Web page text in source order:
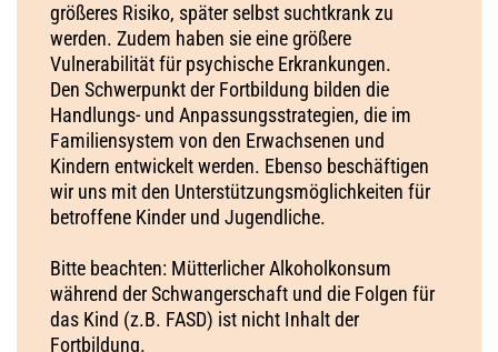
größeres Risiko, später selbst suchtkrank zu
werden. Zudem haben sie eine größere
Vulnerabilität für psychische Erkrankungen.
Den Schwerpunkt der Fortbildung bilden die
Handlungs- und Anpassungsstrategien, die im
Familiensystem von den Erwachsenen und
Kindern entwickelt werden. Ebenso beschäftigen
wir uns mit den Unterstützungsmöglichkeiten für
betroffene Kinder und Jugendliche.
Bitte beachten: Mütterlicher Alkoholkonsum
während der Schwangerschaft und die Folgen für
das Kind (z.B. FASD) ist nicht Inhalt der
Fortbildung.